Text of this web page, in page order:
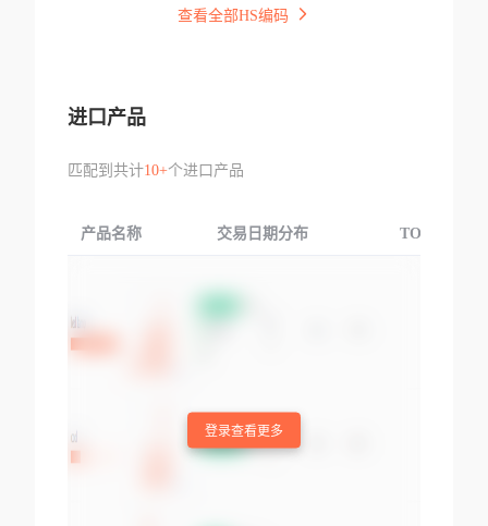
查看全部HS编码
进口产品
匹配到共计10+个进口产品
产品名称 交易日期分布 TOP3交易国
登录查看更多